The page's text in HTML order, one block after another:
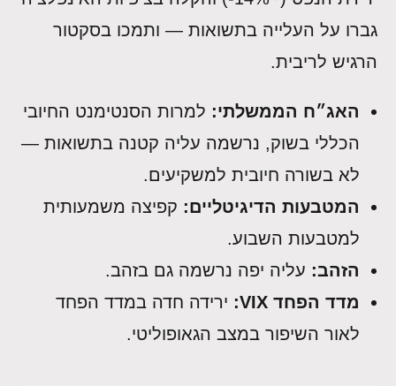
גברו על העלייה בתשואות — ותמכו בסקטור
הרגיש לריבית.
האג״ח הממשלתי: למרות הסנטימנט החיובי
הכללי בשוק, נרשמה עליה קטנה בתשואות —
לא בשורה חיובית למשקיעים.
המטבעות הדיגיטליים: קפיצה משמעותית
למטבעות השבוע.
הזהב: עליה יפה נרשמה גם בזהב.
מדד הפחד VIX:
ירידה חדה במדד הפחד
לאור השיפור במצב הגאופוליטי.